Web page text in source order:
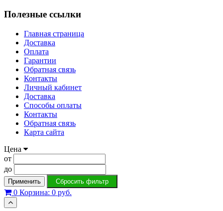
Полезные ссылки
Главная страница
Доставка
Оплата
Гарантии
Обратная связь
Контакты
Личный кабинет
Доставка
Способы оплаты
Контакты
Обратная связь
Карта сайта
Цена
от
до
Применить Сбросить фильтр
0 Корзина: 0 руб.